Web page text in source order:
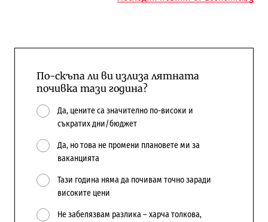
По-скъпа ли ви излиза лятната
почивка тази година?
Да, цените са значително по-високи и
съкратих дни/бюджет
Да, но това не промени плановете ми за
ваканцията
Тази година няма да почивам точно заради
високите цени
Не забелязвам разлика – харча толкова,